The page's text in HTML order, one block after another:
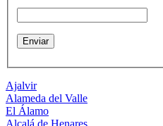
Ajalvir
Alameda del Valle
El Álamo
Alcalá de Henares